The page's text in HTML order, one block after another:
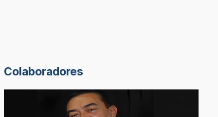
Colaboradores